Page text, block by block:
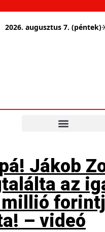
2026. augusztus 7. (péntek)
Jákob
az
– videó